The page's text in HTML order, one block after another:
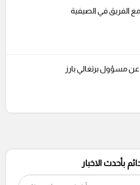
الفريق في الصيفية
عن مسؤول برتغالي بارز
بأحدث الاخبار